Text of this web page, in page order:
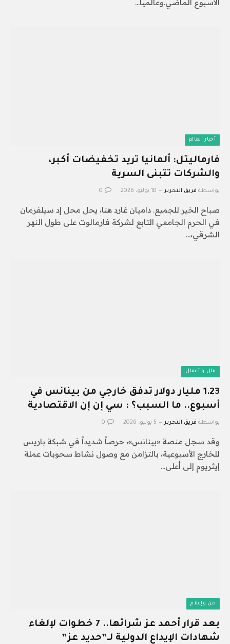
الأسبوع الماضي.وعالمياً…
أخبار العالم
فارماليتل: ألمانيا تريد تخفيضات أكبر،
والشركات تتبنى السرية
بواسطة فريق التحرير 10 يوليو، 2026 0
صباح الخير للجميع. داميان غارد هنا، يحل محل إد سيلفرمان
في الحرم الجامعي التابع لشركة فارمالوت على طول النهر
الشرقي،…
مال و أعمال
1.23 مليار دولار تدفق خارجي من بينانس في
أسبوع.. ما السبب؟ : سي إن إن الاقتصادية
بواسطة فريق التحرير 5 يوليو، 2026 0
وقد سجل منصة «بينانس»، حرصاً شديداً في شبكة باريس
للخارج الأسبوعية، بالتزامن مع وصول نشاط سحوبات عملة
إيثريوم إلى أعلى…
فن وإعلام
بعد قرار أحمد عز شرائها.. 7 خطوات لإلغاء
شهادات الإيداع الدولية لـ”حديد عز”